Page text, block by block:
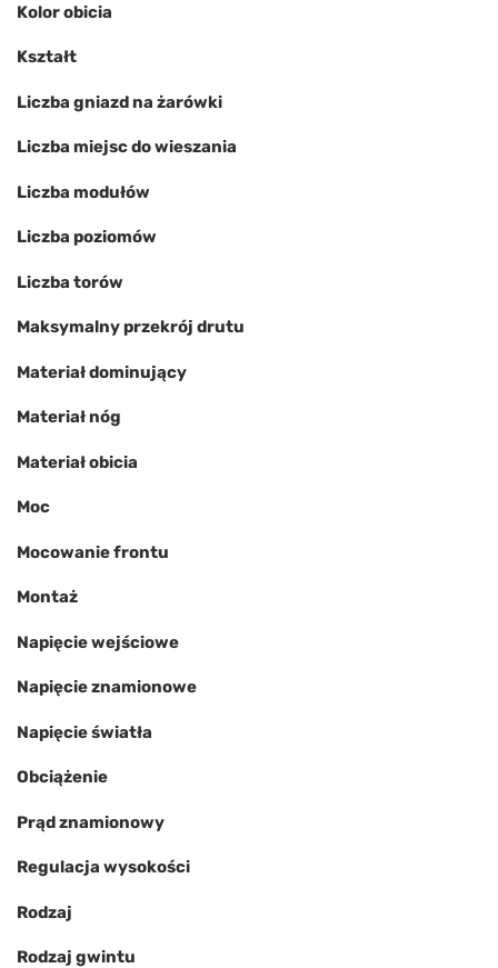
Kolor obicia
Kształt
Liczba gniazd na żarówki
Liczba miejsc do wieszania
Liczba modułów
Liczba poziomów
Liczba torów
Maksymalny przekrój drutu
Materiał dominujący
Materiał nóg
Materiał obicia
Moc
Mocowanie frontu
Montaż
Napięcie wejściowe
Napięcie znamionowe
Napięcie światła
Obciążenie
Prąd znamionowy
Regulacja wysokości
Rodzaj
Rodzaj gwintu